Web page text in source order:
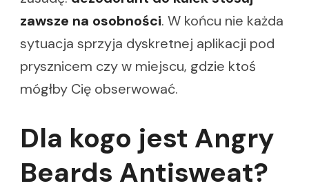
zawsze na osobności. W końcu nie każda
sytuacja sprzyja dyskretnej aplikacji pod
prysznicem czy w miejscu, gdzie ktoś
mógłby Cię obserwować.
Dla kogo jest Angry
Beards Antisweat?